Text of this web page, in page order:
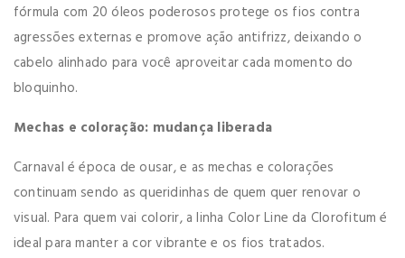
fórmula com 20 óleos poderosos protege os fios contra
agressões externas e promove ação antifrizz, deixando o
cabelo alinhado para você aproveitar cada momento do
bloquinho.
Mechas e coloração: mudança liberada
Carnaval é época de ousar, e as mechas e colorações
continuam sendo as queridinhas de quem quer renovar o
visual. Para quem vai colorir, a linha Color Line da Clorofitum é
ideal para manter a cor vibrante e os fios tratados.